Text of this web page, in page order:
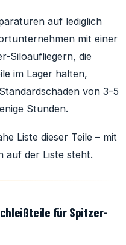
auf lediglich
mit einer
Siloaufliegern, die
im Lager halten,
von 3–5
Stunden.
Liste dieser Teile – mit
auf der Liste steht.
für Spitzer-